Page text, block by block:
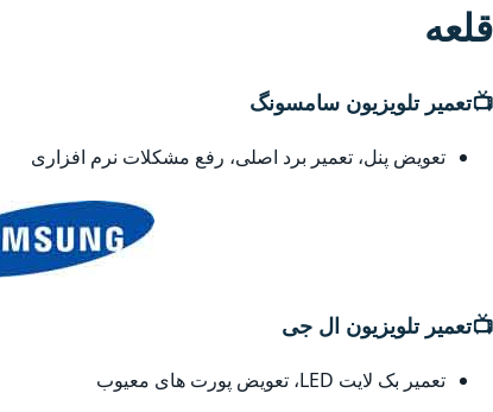
قلعه
📺تعمیر تلویزیون سامسونگ
تعویض پنل، تعمیر برد اصلی، رفع مشکلات نرم افزاری
📺تعمیر تلویزیون ال جی
تعمیر بک لایت LED، تعویض پورت های معیوب